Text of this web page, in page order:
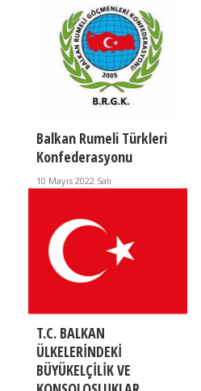
Balkan Rumeli Türkleri
Konfederasyonu
10 Mayıs 2022 Salı
T.C. BALKAN
ÜLKELERİNDEKİ
BÜYÜKELÇİLİK VE